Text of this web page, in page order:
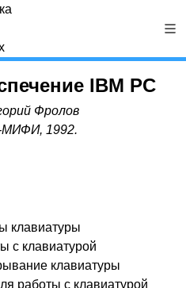
IBM PC
Фролов
МИФИ, 1992.
клавиатуры
с клавиатурой
клавиатуры
работы с клавиатурой